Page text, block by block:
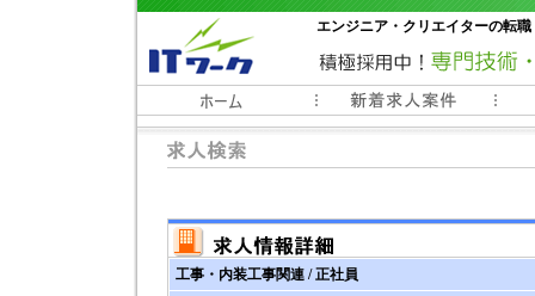
エンジニア・クリエイターの転
常時3000件以上の求人情報掲載中
工事・内装工事関連 / 正社員